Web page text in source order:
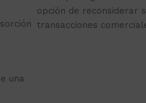
una
opción de reconsiderar
transacciones